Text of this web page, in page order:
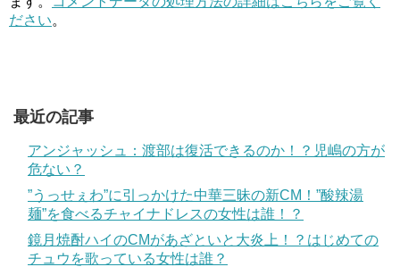
ださい。
最近の記事
アンジャッシュ：渡部は復活できるのか！？児嶋の方が
危ない？
”うっせぇわ”に引っかけた中華三昧の新CM！”酸辣湯
麺”を食べるチャイナドレスの女性は誰！？
鏡月焼酎ハイのCMがあざといと大炎上！？はじめての
チュウを歌っている女性は誰？